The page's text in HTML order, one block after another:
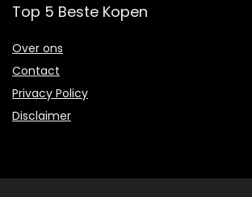
Top 5 Beste Kopen
Over ons
Contact
Privacy Policy
Disclaimer